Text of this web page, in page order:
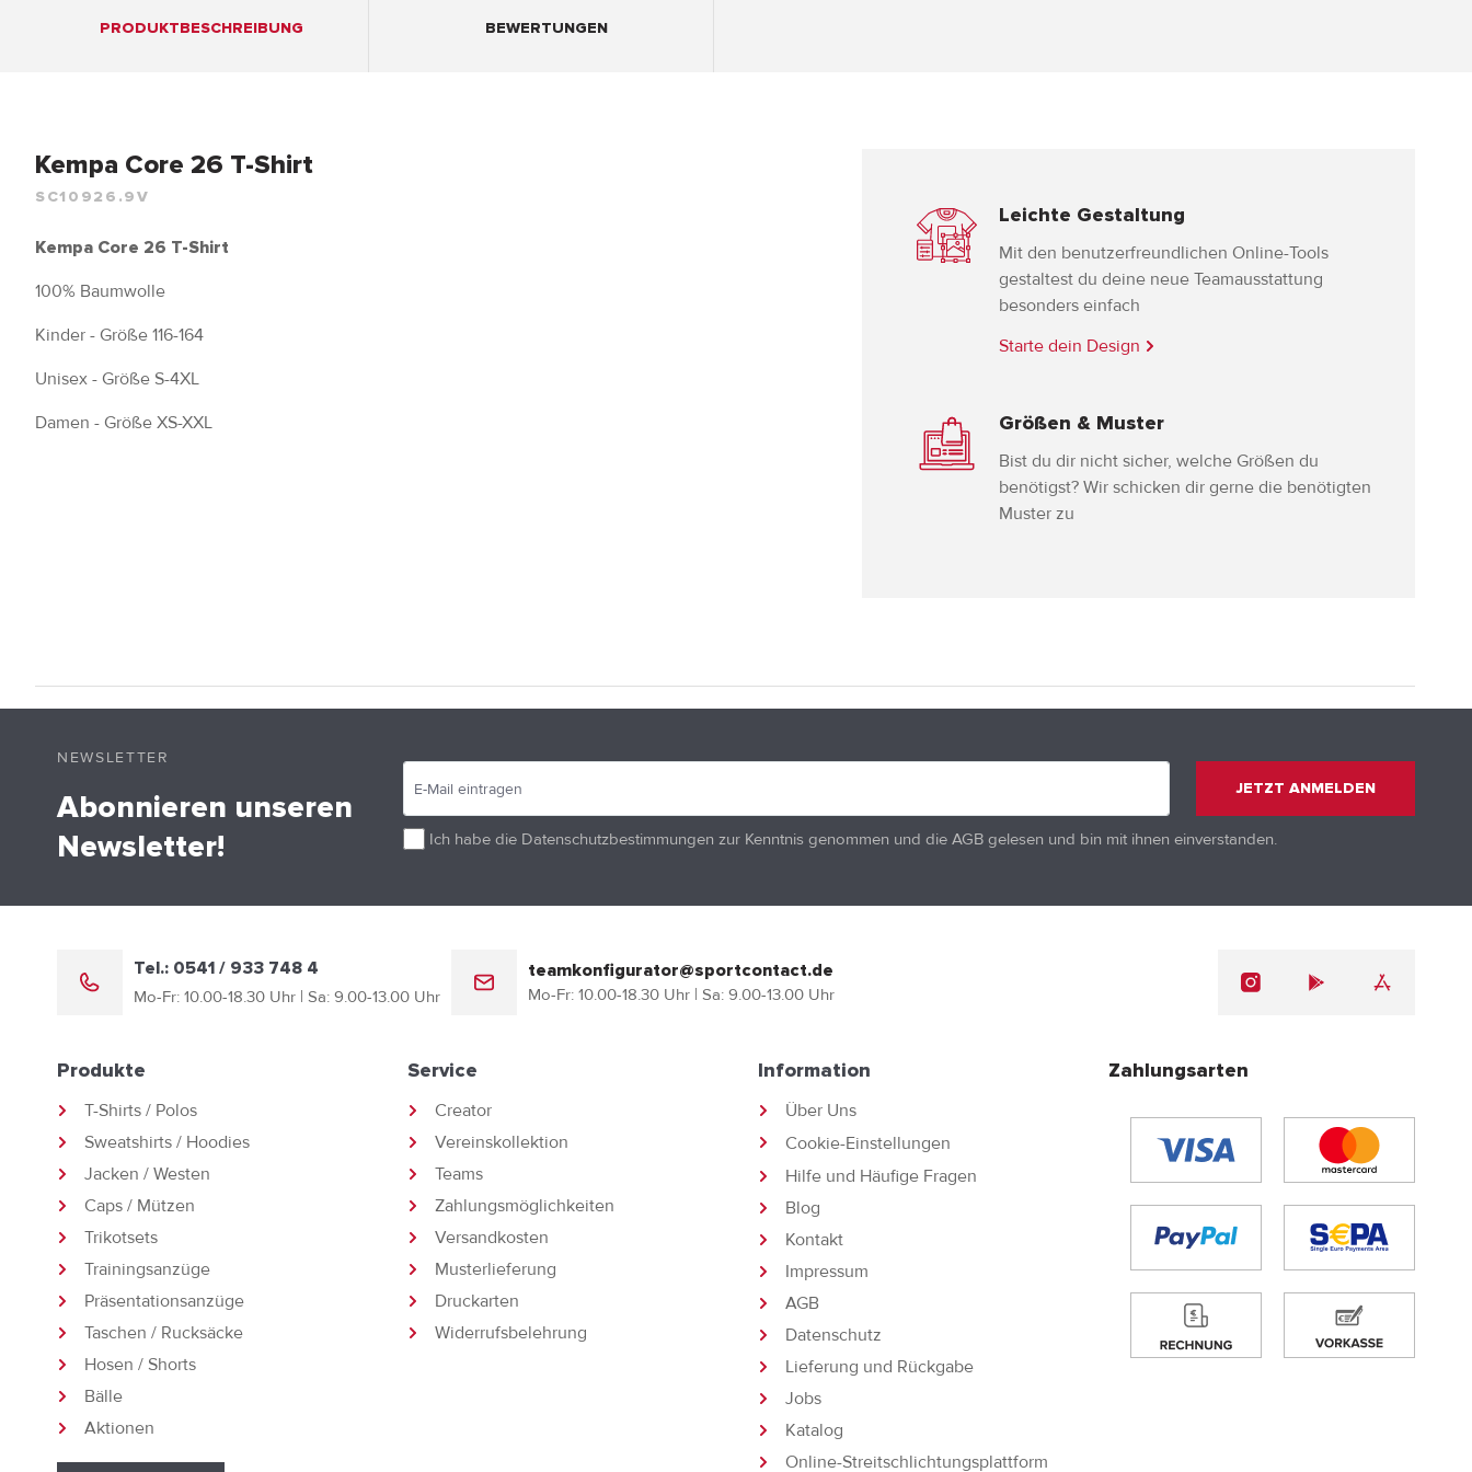
PRODUKTBESCHREIBUNG BEWERTUNGEN
Kempa Core 26 T-Shirt
SC10926.9V
Kempa Core 26 T-Shirt
100% Baumwolle
Kinder - Größe 116-164
Unisex - Größe S-4XL
Damen - Größe XS-XXL
Leichte Gestaltung
Mit den benutzerfreundlichen Online-Tools
gestaltest du deine neue Teamausstattung
besonders einfach
Starte dein Design
Größen & Muster
Bist du dir nicht sicher, welche Größen du
benötigst? Wir schicken dir gerne die benötigten
Muster zu
NEWSLETTER
Abonnieren unseren
Newsletter!
JETZT ANMELDEN
Ich habe die Datenschutzbestimmungen zur Kenntnis genommen und die AGB gelesen und bin mit ihnen einverstanden.
Tel.: 0541 / 933 748 4
Mo-Fr: 10.00-18.30 Uhr | Sa: 9.00-13.00 Uhr
teamkonfigurator@sportcontact.de
Mo-Fr: 10.00-18.30 Uhr | Sa: 9.00-13.00 Uhr
Produkte
T-Shirts / Polos
Sweatshirts / Hoodies
Jacken / Westen
Caps / Mützen
Trikotsets
Trainingsanzüge
Präsentationsanzüge
Taschen / Rucksäcke
Hosen / Shorts
Bälle
Aktionen
Service
Creator
Vereinskollektion
Teams
Zahlungsmöglichkeiten
Versandkosten
Musterlieferung
Druckarten
Widerrufsbelehrung
Information
Über Uns
Cookie-Einstellungen
Hilfe und Häufige Fragen
Blog
Kontakt
Impressum
AGB
Datenschutz
Lieferung und Rückgabe
Jobs
Katalog
Online-Streitschlichtungsplattform
Zahlungsarten